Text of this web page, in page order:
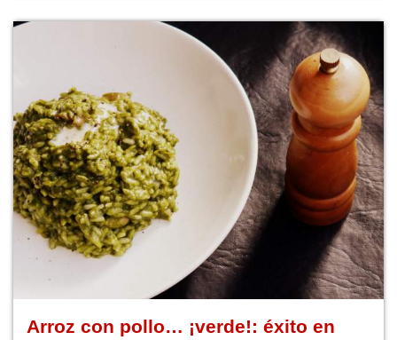
Arroz con pollo… ¡verde!: éxito en